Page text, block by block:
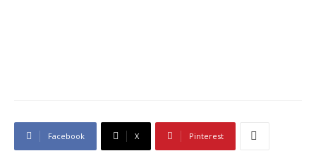
Facebook X Pinterest